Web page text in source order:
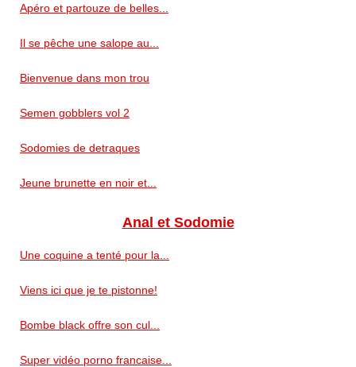
Apéro et partouze de belles...
Il se pêche une salope au...
Bienvenue dans mon trou
Semen gobblers vol 2
Sodomies de detraques
Jeune brunette en noir et...
Anal et Sodomie
Une coquine a tenté pour la...
Viens ici que je te pistonne!
Bombe black offre son cul...
Super vidéo porno francaise...